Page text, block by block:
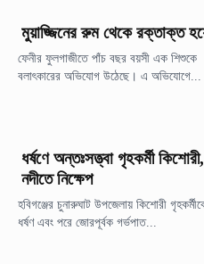
মুয়াজ্জিনের রুম থেকে রক্তাক্ত
ফেনীর ফুলগাজীতে পাঁচ বছর বয়সী এক শিশুকে
বলাৎকারের অভিযোগ উঠেছে। এ অভিযোগে...
ধর্ষণে অন্তঃসত্ত্বা গৃহকর্মী
নদীতে নিক্ষেপ
হবিগঞ্জের চুনারুঘাট উপজেলায় কিশোরী
ধর্ষণ এবং পরে জোরপূর্বক গর্ভপাত...